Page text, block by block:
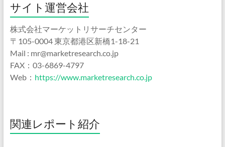
サイト運営会社
株式会社マーケットリサーチセンター
〒105-0004 東京都港区新橋1-18-21
Mail : mr@marketresearch.co.jp
FAX：03-6869-4797
Web： https://www.marketresearch.co.jp
関連レポート紹介